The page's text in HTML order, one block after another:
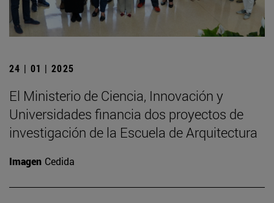
24 | 01 | 2025
El Ministerio de Ciencia, Innovación y
Universidades financia dos proyectos de
investigación de la Escuela de Arquitectura
Imagen Cedida